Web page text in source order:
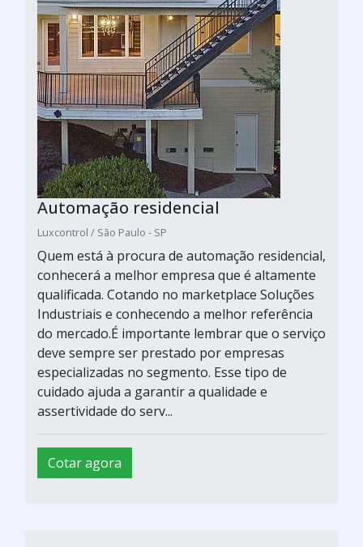
Automação residencial
Luxcontrol / São Paulo - SP
Quem está à procura de automação residencial,
conhecerá a melhor empresa que é altamente
qualificada. Cotando no marketplace Soluções
Industriais e conhecendo a melhor referência
do mercado.É importante lembrar que o serviço
deve sempre ser prestado por empresas
especializadas no segmento. Esse tipo de
cuidado ajuda a garantir a qualidade e
assertividade do serv...
Cotar agora